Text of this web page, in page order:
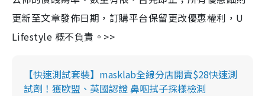
更新至文章發佈日期，訂購平台保留更改優惠權利，U
Lifestyle 概不負責。>>
【快速測試套裝】masklab全線分店開賣$28快速測
試劑！獲歐盟、英國認證 鼻咽拭子採樣檢測